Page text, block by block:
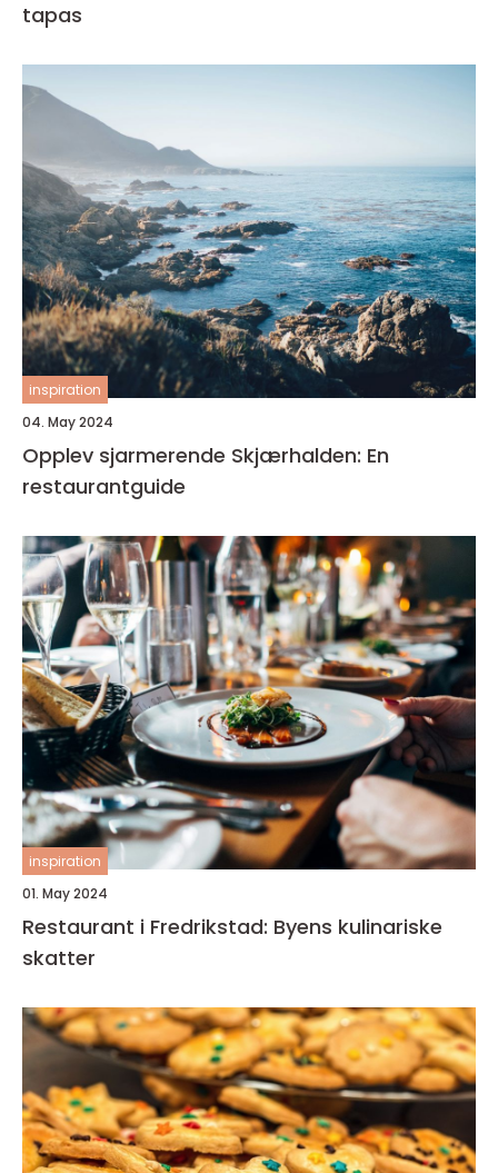
tapas
inspiration
04. May 2024
Opplev sjarmerende Skjærhalden: En
restaurantguide
inspiration
01. May 2024
Restaurant i Fredrikstad: Byens kulinariske
skatter